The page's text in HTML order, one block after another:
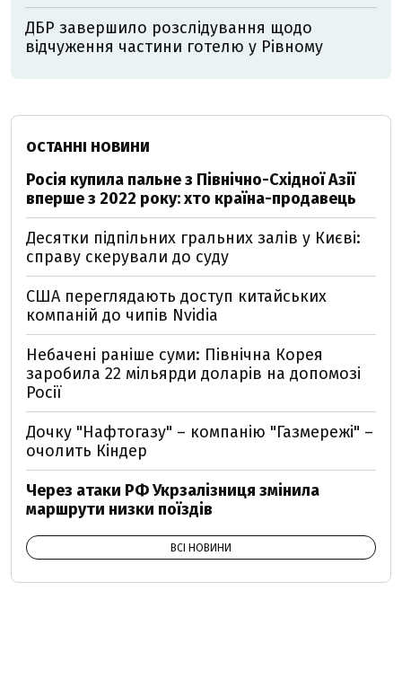
ДБР завершило розслідування щодо
відчуження частини готелю у Рівному
ОСТАННІ НОВИНИ
Росія купила пальне з Північно-Східної Азії
вперше з 2022 року: хто країна-продавець
Десятки підпільних гральних залів у Києві:
справу скерували до суду
США переглядають доступ китайських
компаній до чипів Nvidia
Небачені раніше суми: Північна Корея
заробила 22 мільярди доларів на допомозі
Росії
Дочку "Нафтогазу" – компанію "Газмережі" –
очолить Кіндер
Через атаки РФ Укрзалізниця змінила
маршрути низки поїздів
ВСІ НОВИНИ